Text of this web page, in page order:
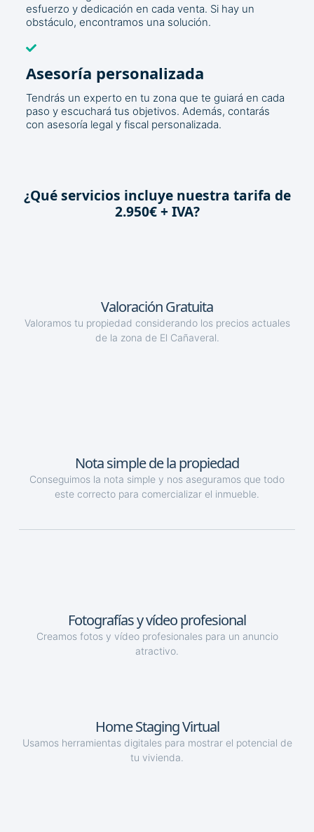
esfuerzo y dedicación en cada venta. Si hay un
obstáculo, encontramos una solución.
Asesoría personalizada
Tendrás un experto en tu zona que te guiará en cada
paso y escuchará tus objetivos. Además, contarás
con asesoría legal y fiscal personalizada.
¿Qué servicios incluye nuestra tarifa de
2.950€ + IVA?
Valoración Gratuita
Valoramos tu propiedad considerando los precios actuales
de la zona de El Cañaveral.
Nota simple de la propiedad
Conseguimos la nota simple y nos aseguramos que todo
este correcto para comercializar el inmueble.
Fotografías y vídeo profesional
Creamos fotos y vídeo profesionales para un anuncio
atractivo.
Home Staging Virtual
Usamos herramientas digitales para mostrar el potencial de
tu vivienda.